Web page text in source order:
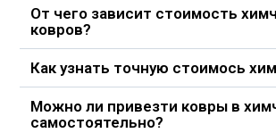
От чего зависит стоимость
ковров?
Как узнать точную стоимось
Можно ли привезти ковры в
самостоятельно?